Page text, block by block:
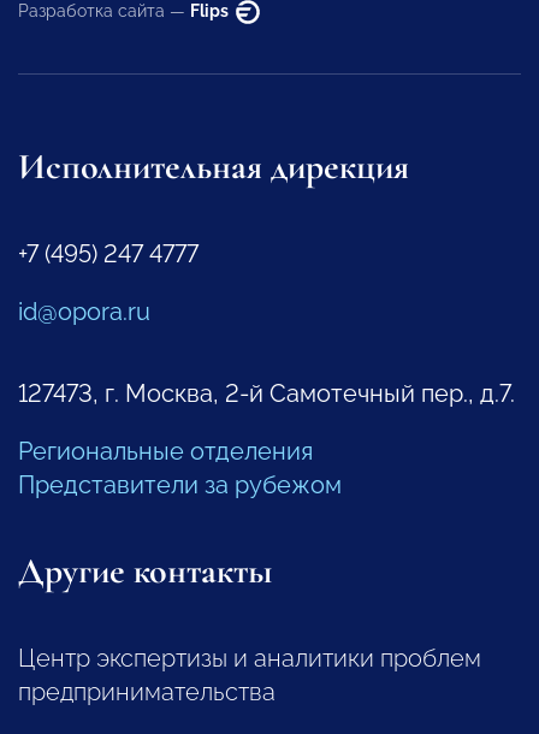
Разработка сайта — Flips
Исполнительная дирекция
+7 (495) 247 4777
id@opora.ru
127473, г. Москва, 2-й Самотечный пер., д.7.
Региональные отделения
Представители за рубежом
Другие контакты
Центр экспертизы и аналитики проблем
предпринимательства